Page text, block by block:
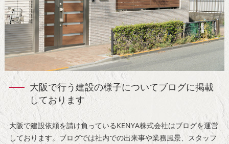
大阪で行う建設の様子についてブログに掲載
しております
大阪で建設依頼を請け負っているKENYA株式会社はブログを運営
しております。ブログでは社内での出来事や業務風景、スタッフ